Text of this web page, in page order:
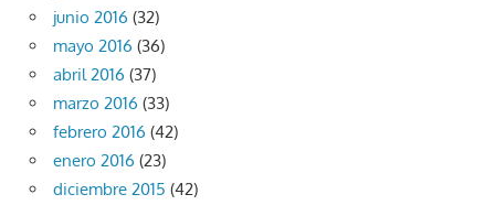
junio 2016 (32)
mayo 2016 (36)
abril 2016 (37)
marzo 2016 (33)
febrero 2016 (42)
enero 2016 (23)
diciembre 2015 (42)